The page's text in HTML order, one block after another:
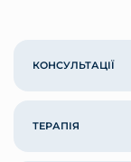
КОНСУЛЬТАЦІЇ
ТЕРАПІЯ